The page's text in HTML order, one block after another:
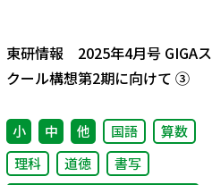
東研情報 2025年4月号 GIGAス
クール構想第2期に向けて ③
小 中 他 国語
算数
理科
道徳 書写